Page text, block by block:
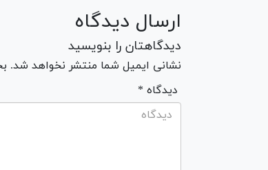
ارسال دیدگاه
دیدگاهتان را بنویسید
نشانی ایمیل شما منتشر نخواهد شد.
* دیدگاه